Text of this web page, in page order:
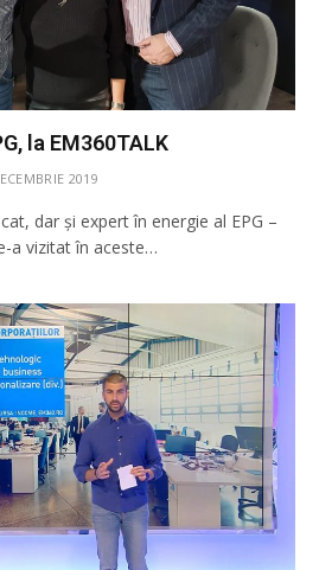
la EM360TALK
2019
dar și expert în energie al EPG –
a vizitat în aceste…